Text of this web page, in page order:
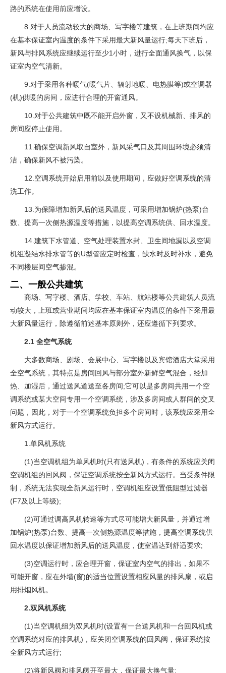
路的系统在使用前应增设。
8.对于人员流动较大的商场、写字楼等建筑，在上班期间均应
在基本保证室内温度的条件下采用最大新风量运行;每天下班后，
新风与排风系统应继续运行至少1小时，进行全面通风换气，以保
证室内空气清新。
9.对于采用各种暖气(暖气片、辐射地暖、电热膜等)或空调器
(机)供暖的房间，应进行合理的开窗通风。
10.对于公共建筑中既不能开启外窗，又不设机械新、排风的
房间应停止使用。
11.确保空调新风取自室外，新风采气口及其周围环境必须清
洁，确保新风不被污染。
12.空调系统开始启用前以及使用期间，应做好空调系统的清
洗工作。
13.为保障增加新风后的送风温度，可采用增加锅炉(热泵)台
数、提高一次侧热源温度等措施，以提高空调系统供、回水温度。
14.建筑下水管道、空气处理装置水封、卫生间地漏以及空调
机组凝结水排水管等的U型管应定时检查，缺水时及时补水，避免
不同楼层间空气掺混。
二、一般公共建筑
商场、写字楼、酒店、学校、车站、航站楼等公共建筑人员流
动较大，上班或营业期间均应在基本保证室内温度的条件下采用最
大新风量运行，除遵循前述基本原则外，还应遵循下列要求。
2.1 全空气系统
大多数商场、剧场、会展中心、写字楼以及宾馆酒店大堂采用
全空气系统，其特点是房间回风与部分室外新鲜空气混合，经加
热、加湿后，通过送风道送至各房间;它可以是多房间共用一个空
调系统或某大空间专用一个空调系统，涉及多房间或人群间的交叉
问题，因此，对于一个空调系统负担多个房间时，该系统应采用全
新风方式运行。
1.单风机系统
(1)当空调机组为单风机时(只有送风机)，有条件的系统应关闭
空调机组的回风阀，保证空调系统按全新风方式运行。当受条件限
制，系统无法实现全新风运行时，空调机组应设置低阻型过滤器
(F7及以上等级);
(2)可通过调高风机转速等方式尽可能增大新风量，并通过增
加锅炉(热泵)台数、提高一次侧热源温度等措施，提高空调系统供
回水温度以保证增加新风后的送风温度，使室温达到舒适要求;
(3)空调运行时，应合理开窗，保证室内空气的排出，如果不
可能开窗，应在外墙(窗)的适当位置设置相应风量的排风扇，或启
用排烟风机。
2.双风机系统
(1)当空调机组为双风机时(设置有一台送风机和一台回风机或
空调系统对应的排风机)，应关闭空调系统的回风阀，保证系统按
全新风方式运行;
(2)将新风阀和排风阀开至最大，保证最大换气量;